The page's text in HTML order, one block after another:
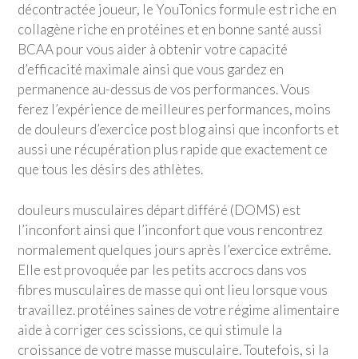
décontractée joueur, le YouTonics formule est riche en
collagène riche en protéines et en bonne santé aussi
BCAA pour vous aider à obtenir votre capacité
d’efficacité maximale ainsi que vous gardez en
permanence au-dessus de vos performances. Vous
ferez l’expérience de meilleures performances, moins
de douleurs d’exercice post blog ainsi que inconforts et
aussi une récupération plus rapide que exactement ce
que tous les désirs des athlètes.
douleurs musculaires départ différé (DOMS) est
l’inconfort ainsi que l’inconfort que vous rencontrez
normalement quelques jours après l’exercice extrême.
Elle est provoquée par les petits accrocs dans vos
fibres musculaires de masse qui ont lieu lorsque vous
travaillez. protéines saines de votre régime alimentaire
aide à corriger ces scissions, ce qui stimule la
croissance de votre masse musculaire. Toutefois, si la